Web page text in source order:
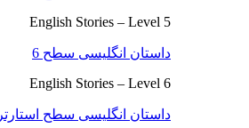
English Stories – Level 5
داستان انگلیسی سطح 6
English Stories – Level 6
داستان انگلیسی سطح استارتر